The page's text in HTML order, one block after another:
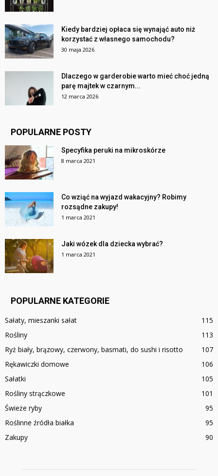
Kiedy bardziej opłaca się wynająć auto niż
korzystać z własnego samochodu?
30 maja 2026
Dlaczego w garderobie warto mieć choć jedną
parę majtek w czarnym...
12 marca 2026
POPULARNE POSTY
Specyfika peruki na mikroskórze
8 marca 2021
Co wziąć na wyjazd wakacyjny? Robimy
rozsądne zakupy!
1 marca 2021
Jaki wózek dla dziecka wybrać?
1 marca 2021
POPULARNE KATEGORIE
Sałaty, mieszanki sałat
115
Rośliny
113
Ryż biały, brązowy, czerwony, basmati, do sushi i risotto
107
Rękawiczki domowe
106
Sałatki
105
Rośliny strączkowe
101
Świeże ryby
95
Roślinne źródła białka
95
Zakupy
90